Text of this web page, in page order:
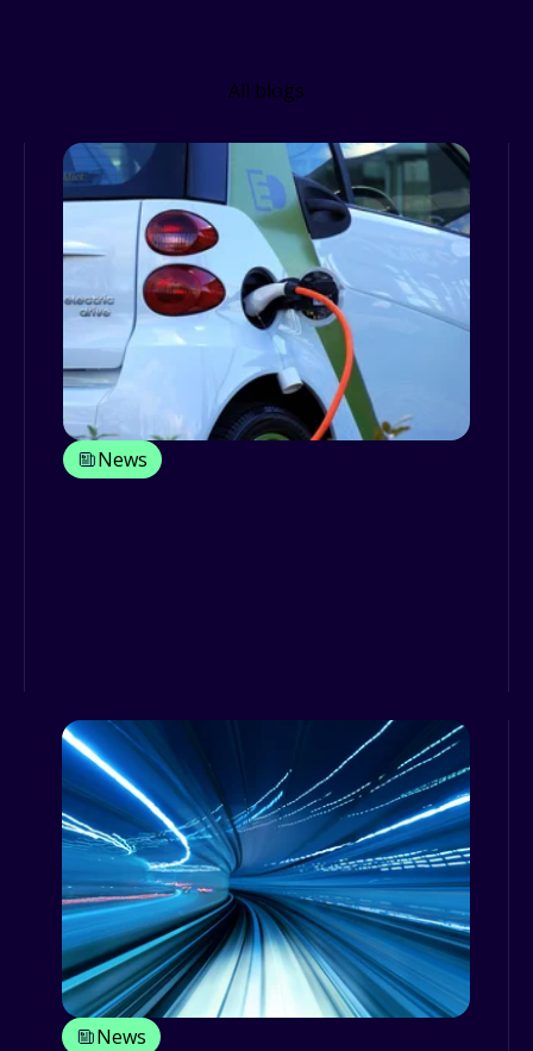
All blogs
News
News